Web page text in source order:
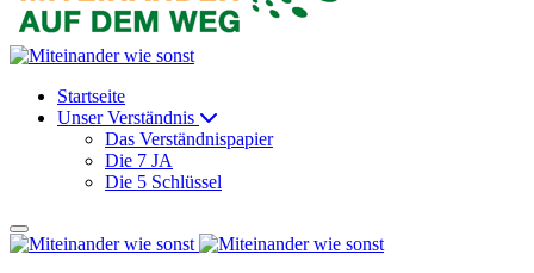
Startseite
Unser Verständnis
Das Verständnispapier
Die 7 JA
Die 5 Schlüssel